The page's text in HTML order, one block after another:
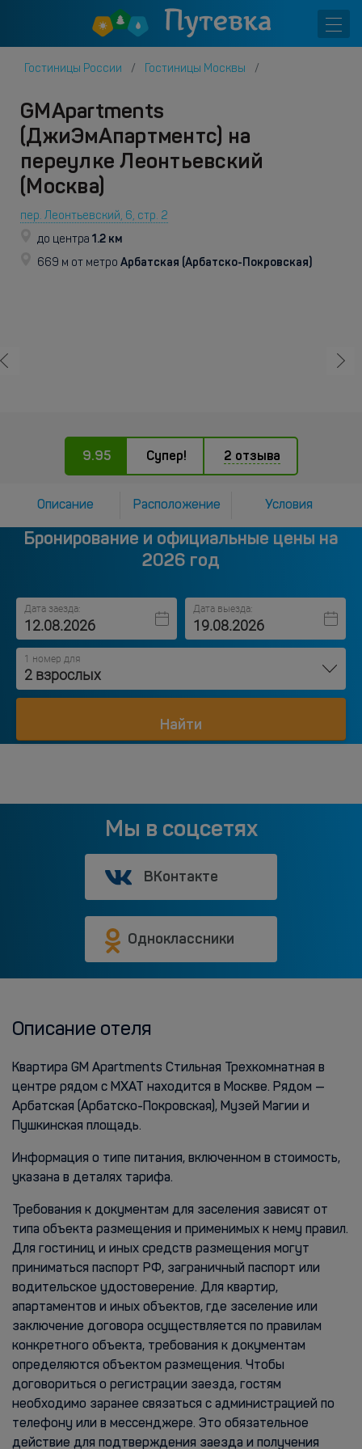
Гостиницы России Гостиницы Москвы
GMApartments
(ДжиЭмАпартментс) на
переулке Леонтьевский
(Москва)
пер. Леонтьевский, 6, стр. 2
до центра 1.2 км
669 м от метро Арбатская (Арбатско-Покровская)
9.95 Супер! 2 отзыва
Описание Расположение Условия
Бронирование и официальные цены на
2026 год
Дата заезда: Дата выезда:
1 номер для
2 взрослых
Найти
Мы в соцсетях
ВКонтакте
Одноклассники
Описание отеля
Квартира GM Apartments Стильная Трехкомнатная в
центре рядом с МХАТ находится в Москве. Рядом —
Арбатская (Арбатско-Покровская), Музей Магии и
Пушкинская площадь.
Информация о типе питания, включенном в стоимость,
указана в деталях тарифа.
Требования к документам для заселения зависят от
типа объекта размещения и применимых к нему правил.
Для гостиниц и иных средств размещения могут
приниматься паспорт РФ, заграничный паспорт или
водительское удостоверение. Для квартир,
апартаментов и иных объектов, где заселение или
заключение договора осуществляется по правилам
конкретного объекта, требования к документам
определяются объектом размещения. Чтобы
договориться о регистрации заезда, гостям
необходимо заранее связаться с администрацией по
телефону или в мессенджере. Это обязательное
действие для подтверждения заезда и получения